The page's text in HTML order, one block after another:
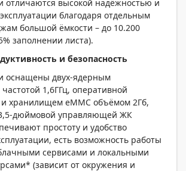
высокой надёжностью и
благодаря отдельным
большой ёмкости – до 10.200
заполнении листа).
и безопасность
двух-ядерным
1,6ГГц, оперативной
хранилищем eMMC объёмом 2Гб,
дюймовой управляющей ЖК
простоту и удобство
есть возможность работы
сервисами и локальными
(зависит от окружения и